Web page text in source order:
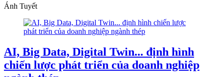
Ánh Tuyết
AI, Big Data, Digital Twin... định hình
chiến lược phát triển của doanh nghiệp